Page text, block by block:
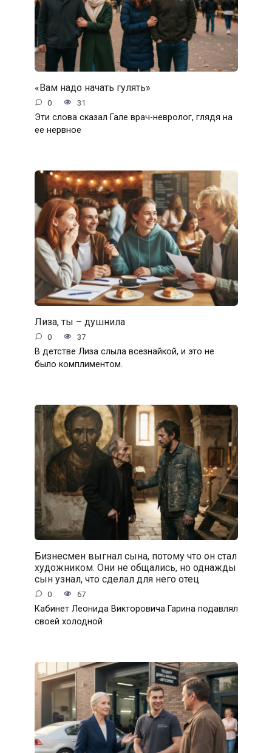
«Вам надо начать гулять»
0 31
Эти слова сказал Гале врач-невролог, глядя на
ее нервное
Лиза, ты – душнила
0 37
В детстве Лиза слыла всезнайкой, и это не
было комплиментом.
Бизнесмен выгнал сына, потому что он стал
художником. Они не общались, но однажды
сын узнал, что сделал для него отец
0 67
Кабинет Леонида Викторовича Гарина подавлял
своей холодной